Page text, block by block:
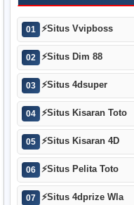
01 ⚡Situs Vvipboss
02 ⚡Situs Dim 88
03 ⚡Situs 4dsuper
04 ⚡Situs Kisaran Toto
05 ⚡Situs Kisaran 4D
06 ⚡Situs Pelita Toto
07 ⚡Situs 4dprize Wla